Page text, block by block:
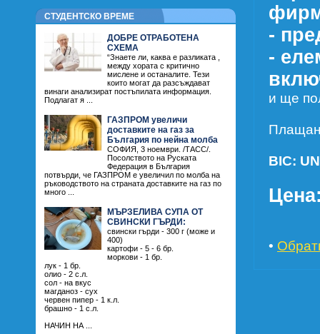
СТУДЕНТСКО ВРЕМЕ
ДОБРЕ ОТРАБОТЕНА
СХЕМА
“Знаете ли, каква е разликата ,
между хората с критично
мислене и останалите. Тези
които могат да разсъждават
винаги анализират постъпилата информация.
Подлагат я ...
ГАЗПРОМ увеличи
доставките на газ за
България по нейна молба
СОФИЯ, 3 ноември. /ТАСС/.
Посолството на Руската
Федерация в България
потвърди, че ГАЗПРОМ е увеличил по молба на
ръководството на страната доставките на газ по
много ...
МЪРЗЕЛИВА СУПА ОТ
СВИНСКИ ГЪРДИ:
свински гърди - 300 г (може и
400)
картофи - 5 - 6 бр.
моркови - 1 бр.
лук - 1 бр.
олио - 2 с.л.
сол - на вкус
магданоз - сух
червен пипер - 1 к.л.
брашно - 1 с.л.
НАЧИН НА ...
-
-
и ще
BIC:
•